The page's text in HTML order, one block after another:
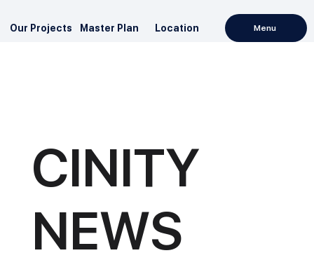
Our Projects Master Plan Location Menu
CINITY
NEWS